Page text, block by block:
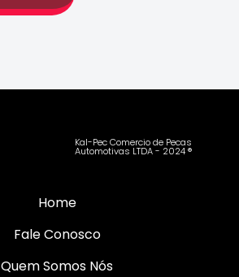
Kal-Pec Comercio de Pecas
Automotivas LTDA - 2024 ®
Home
Fale Conosco
Quem Somos Nós